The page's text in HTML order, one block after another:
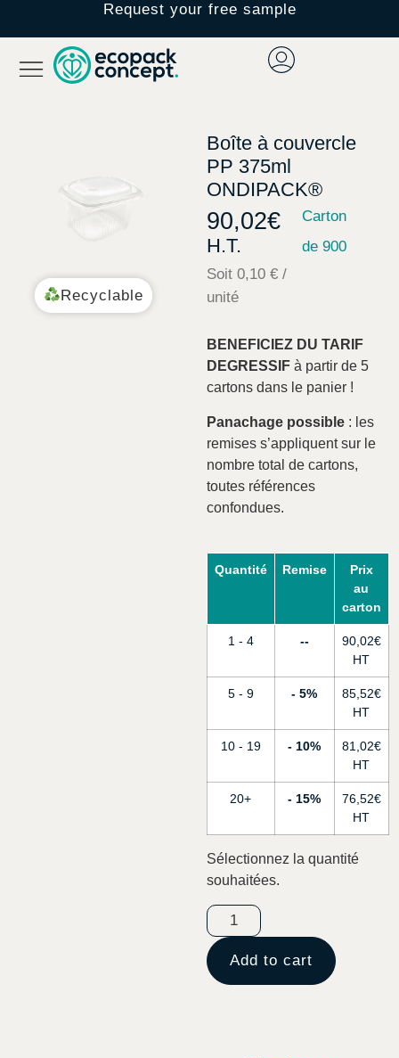
Request your free sample
Recyclable
Boîte à couvercle
PP 375ml
ONDIPACK®
90,02€
H.T.
Soit 0,10 € /
unité
Carton
de 900
BENEFICIEZ DU TARIF
DEGRESSIFà partir de 5
cartons dans le panier !
Panachage possible: les
remises s’appliquent sur le
nombre total de cartons,
toutes références
confondues.
Quantité Remise
Prix
au
carton
1 - 4 - 90,02€
5 - 9 5% 85,52€
10 - 19 10% 81,02€
20+ 15% 76,52€
Sélectionnez la quantité
souhaitées.
Add to cart